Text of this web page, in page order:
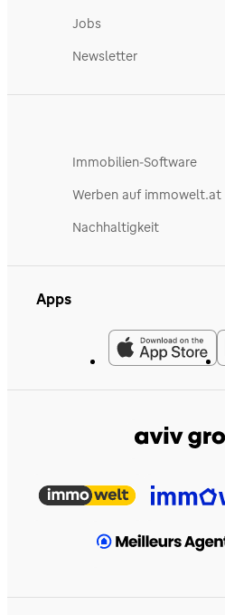
Jobs
Newsletter
Immobilien-Software
Werben auf immowelt.at
Nachhaltigkeit
Apps